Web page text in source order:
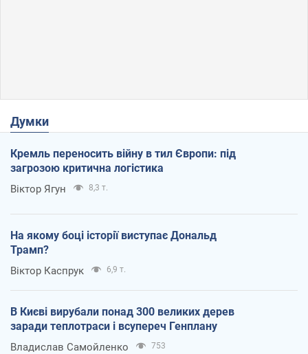
Думки
Кремль переносить війну в тил Європи: під
загрозою критична логістика
Віктор Ягун 8,3 т.
На якому боці історії виступає Дональд
Трамп?
Віктор Каспрук 6,9 т.
В Києві вирубали понад 300 великих дерев
заради теплотраси і всупереч Генплану
Владислав Самойленко 753